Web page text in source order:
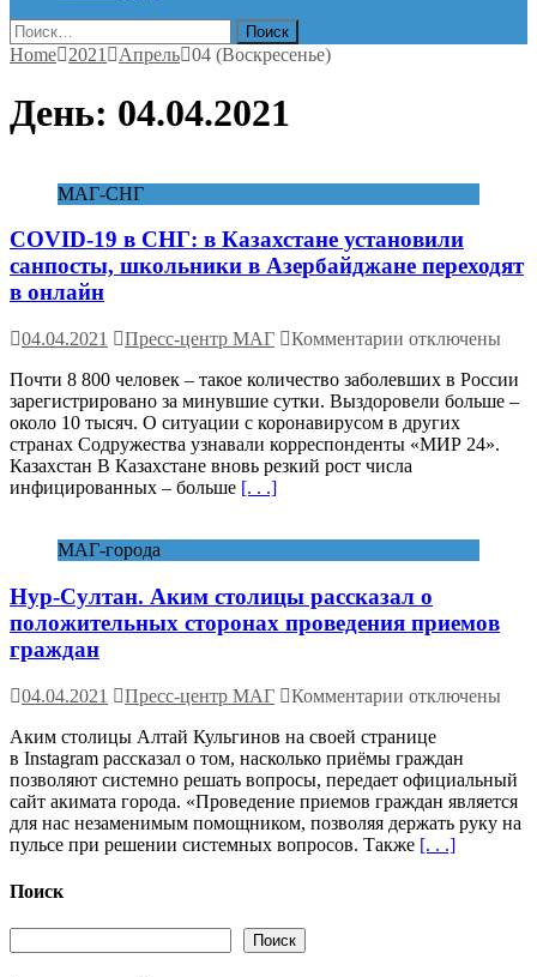
Найти:
Home
2021 Апрель 04 (Воскресенье)
День: 04.04.2021
МАГ-СНГ
COVID-19 в СНГ: в Казахстане установили
санпосты, школьники в Азербайджане переходят
в онлайн
04.04.2021 Пресс-центр МАГ Комментарии к
COVID-
19
в
СНГ:
в
Азербайджане
переходят
в
отключены
Почти 8 800 человек – такое количество заболевших в России
зарегистрировано за минувшие сутки. Выздоровели больше –
около 10 тысяч. О ситуации с коронавирусом в других
странах Содружества узнавали корреспонденты «МИР 24».
Казахстан В Казахстане вновь резкий рост числа
инфицированных – больше [. . .]
МАГ-города
Нур-Султан. Аким столицы рассказал о
положительных сторонах проведения приемов
граждан
04.04.2021 Пресс-центр МАГ Комментарии к
Нур-
Султан.
Аким
столицы
рассказал
о
отключены
Аким столицы Алтай Кульгинов на своей странице
в Instagram рассказал о том, насколько приёмы граждан
позволяют системно решать вопросы, передает официальный
сайт акимата города. «Проведение приемов граждан является
для нас незаменимым помощником, позволяя держать руку на
пульсе при решении системных вопросов. Также [. . .]
Поиск
Поиск